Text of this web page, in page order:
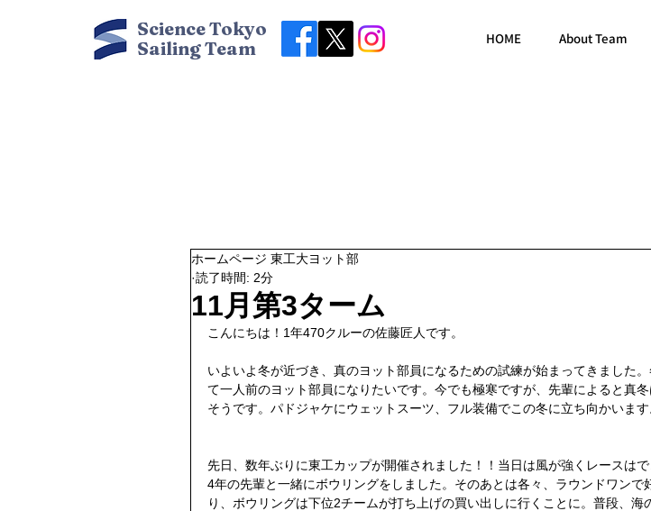
Science Tokyo
Sailing Team
HOME About Team
11月第3ターム
ホームページ 東工大ヨット部
読了時間: 2分
こんにちは！1年470クルーの佐藤匠人です。
いよいよ冬が近づき、真のヨット部員になるための試練が始まってきました
て一人前のヨット部員になりたいです。今でも極寒ですが、先輩によると真
そうです。パドジャケにウェットスーツ、フル装備でこの冬に立ち向かいます
先日、数年ぶりに東工カップが開催されました！！当日は風が強くレースはで
4年の先輩と一緒にボウリングをしました。そのあとは各々、ラウンドワンで
り、ボウリングは下位2チームが打ち上げの買い出しに行くことに。普段、海